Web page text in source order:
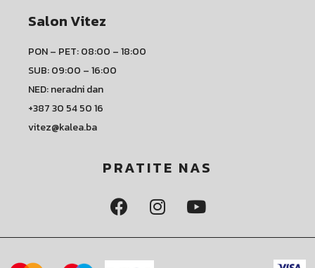
Salon Vitez
PON – PET: 08:00 – 18:00
SUB: 09:00 – 16:00
NED: neradni dan
+387 30 54 50 16
vitez@kalea.ba
PRATITE NAS